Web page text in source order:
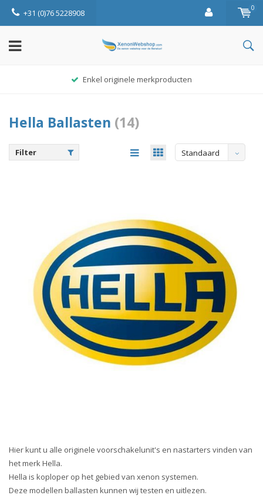
+31 (0)76 5228908 0
Enkel originele merkproducten
Hella Ballasten (14)
Filter Standaard
Hier kunt u alle originele voorschakelunit's en nastarters vinden van
het merk Hella.
Hella is koploper op het gebied van xenon systemen.
Deze modellen ballasten kunnen wij testen en uitlezen.